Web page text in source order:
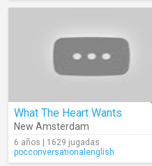
What The Heart Wants
New Amsterdam
6 años | 1629 jugadas
pocconversationalenglish